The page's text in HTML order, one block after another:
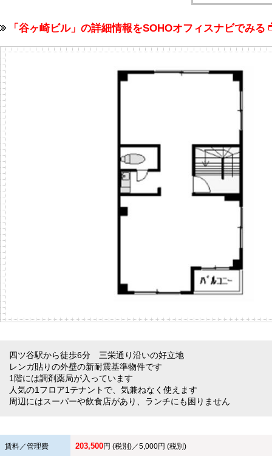
「谷ヶ崎ビル」の詳細情報をSOHOオフィスナビでみ
四ツ谷駅から徒歩6分 三栄通り沿いの好立地
レンガ貼りの外壁の新耐震基準物件です
1階には調剤薬局が入っています
人気の1フロア1テナントで、気兼ねなく使えます
周辺にはスーパーや飲食店があり、ランチにも困りません
賃料／管理費 203,500円 (税別)／5,000円 (税別)